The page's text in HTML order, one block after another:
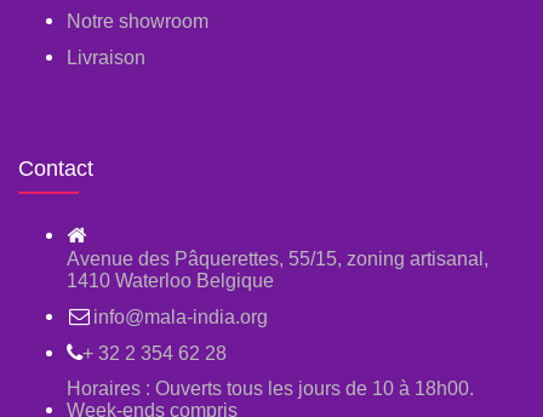
Notre showroom
Livraison
Contact
Avenue des Pâquerettes, 55/15, zoning artisanal,
1410 Waterloo Belgique
info@mala-india.org
+ 32 2 354 62 28
Horaires : Ouverts tous les jours de 10 à 18h00.
Week-ends compris